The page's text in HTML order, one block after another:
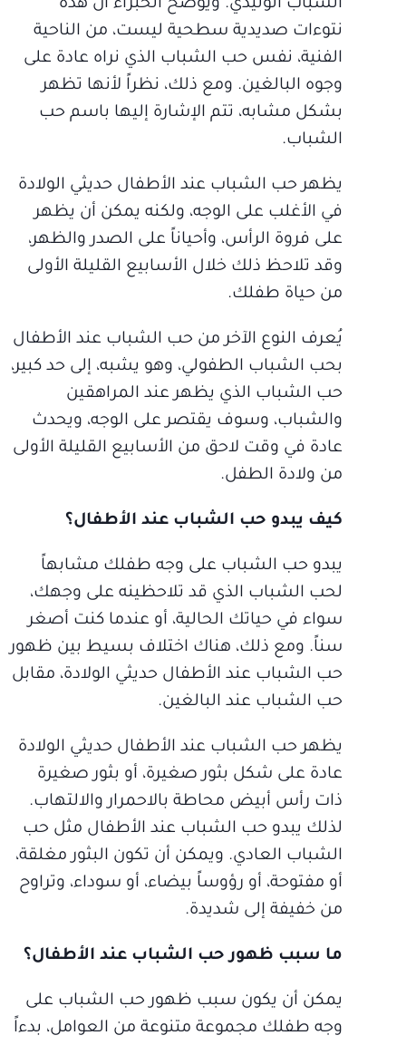
الشباب الوليدي. ويوضح الخبراء أن هذه
نتوءات صديدية سطحية ليست، من الناحية
الفنية، نفس حب الشباب الذي نراه عادة على
وجوه البالغين. ومع ذلك، نظراً لأنها تظهر
بشكل مشابه، تتم الإشارة إليها باسم حب
الشباب.
يظهر حب الشباب عند الأطفال حديثي الولادة
في الأغلب على الوجه، ولكنه يمكن أن يظهر
على فروة الرأس، وأحياناً على الصدر والظهر،
وقد تلاحظ ذلك خلال الأسابيع القليلة الأولى
من حياة طفلك.
يُعرف النوع الآخر من حب الشباب عند الأطفال
بحب الشباب الطفولي، وهو يشبه، إلى حد كبير،
حب الشباب الذي يظهر عند المراهقين
والشباب، وسوف يقتصر على الوجه، ويحدث
عادة في وقت لاحق من الأسابيع القليلة الأولى
من ولادة الطفل.
كيف يبدو حب الشباب عند الأطفال؟
يبدو حب الشباب على وجه طفلك مشابهاً
لحب الشباب الذي قد تلاحظينه على وجهك،
سواء في حياتك الحالية، أو عندما كنت أصغر
سناً. ومع ذلك، هناك اختلاف بسيط بين ظهور
حب الشباب عند الأطفال حديثي الولادة، مقابل
حب الشباب عند البالغين.
يظهر حب الشباب عند الأطفال حديثي الولادة
عادة على شكل بثور صغيرة، أو بثور صغيرة
ذات رأس أبيض محاطة بالاحمرار والالتهاب.
لذلك يبدو حب الشباب عند الأطفال مثل حب
الشباب العادي. ويمكن أن تكون البثور مغلقة،
أو مفتوحة، أو رؤوساً بيضاء، أو سوداء، وتراوح
من خفيفة إلى شديدة.
ما سبب ظهور حب الشباب عند الأطفال؟
يمكن أن يكون سبب ظهور حب الشباب على
وجه طفلك مجموعة متنوعة من العوامل، بدءاً